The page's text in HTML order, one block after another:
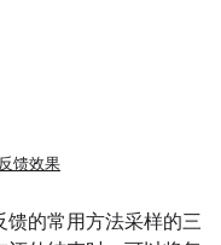
馈效果
的常用方法采样的三